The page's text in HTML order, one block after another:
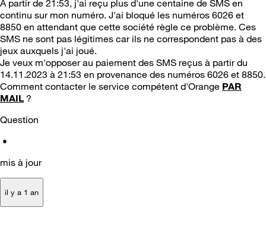
A partir de 21:53, j'ai reçu plus d'une centaine de SMS en
continu sur mon numéro. J'ai bloqué les numéros 6026 et
8850 en attendant que cette société règle ce problème. Ces
SMS ne sont pas légitimes car ils ne correspondent pas à des
jeux auxquels j'ai joué.
Je veux m'opposer au paiement des SMS reçus à partir du
14.11.2023 à 21:53 en provenance des numéros 6026 et 8850.
Comment contacter le service compétent d'Orange PAR
MAIL?
Question
•
mis à jour
il y a 1 an